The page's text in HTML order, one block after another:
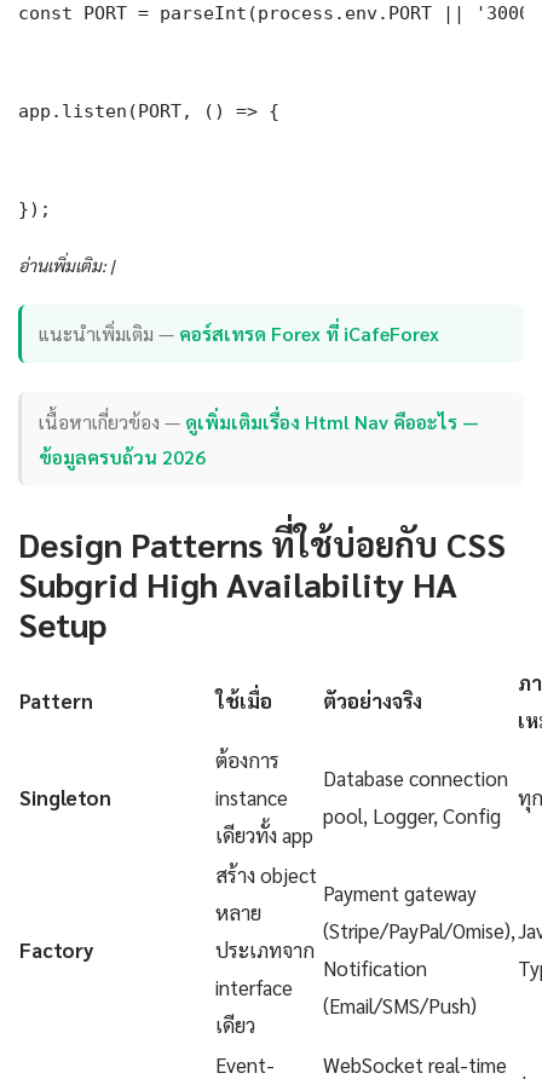
const PORT = parseInt(process.env.PORT ||
app.listen(PORT, () => {
});
อ่านเพิ่มเติม: |
แนะนำเพิ่มเติม — คอร์สเทรด Forex ที่ iCafeForex
เนื้อหาเกี่ยวข้อง — ดูเพิ่มเติมเรื่อง Html Nav คืออะไร —
ข้อมูลครบถ้วน 2026
Design Patterns ที่ใช้บ่อยกับ CSS
Subgrid High Availability HA
Setup
Pattern ใช้เมื่อ ตัวอย่างจริง
ภ
เ
Singleton
ต้องการ
instance
เดียวทั้ง app
Database connection
pool, Logger, Config
ทุ
Factory
สร้าง object
หลาย
ประเภทจาก
interface
เดียว
Payment gateway
(Stripe/PayPal/Omise),
Notification
(Email/SMS/Push)
Event- WebSocket real-time